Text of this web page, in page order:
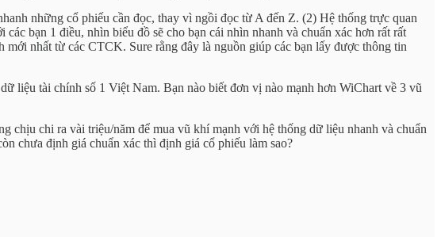
những cổ phiếu cần đọc, thay vì ngồi đọc từ A đến Z. (2) Hệ thống trực quan
bạn 1 điều, nhìn biểu đồ sẽ cho bạn cái nhìn nhanh và chuẩn xác hơn rất rất
nhất từ các CTCK. Sure rằng đây là nguồn giúp các bạn lấy được thông tin
liệu tài chính số 1 Việt Nam. Bạn nào biết đơn vị nào mạnh hơn WiChart về 3 vũ
chịu chi ra vài triệu/năm để mua vũ khí mạnh với hệ thống dữ liệu nhanh và chuẩn
chưa định giá chuẩn xác thì định giá cổ phiếu làm sao?